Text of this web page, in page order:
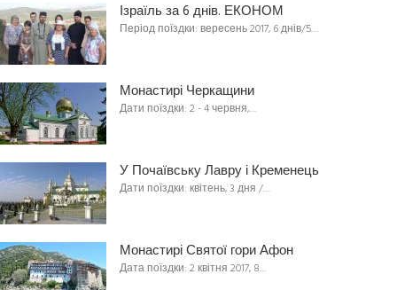
Ізраїль за 6 днів. ЕКОНОМ
Період поїздки: вересень 2017, 6 днів/5…
Монастирі Черкащини
Дати поїздки: 2 - 4 червня,…
У Почаївську Лавру і Кременець
Дати поїздки: квітень, 3 дня /…
Монастирі Святої гори Афон
Дата поїздки: 2 квітня 2017, 8…